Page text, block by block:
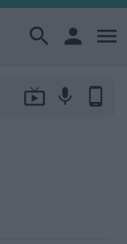
search person menu
live_tv mic phone_android